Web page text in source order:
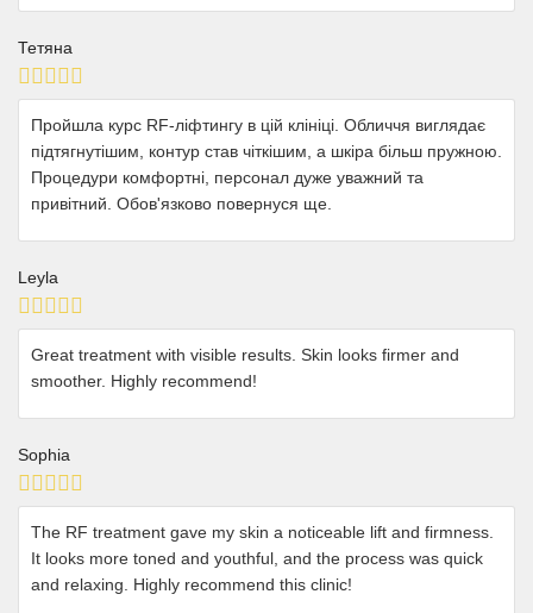
Тетяна
Пройшла курс RF-ліфтингу в цій клініці. Обличчя виглядає
підтягнутішим, контур став чіткішим, а шкіра більш пружною.
Процедури комфортні, персонал дуже уважний та
привітний. Обов'язково повернуся ще.
Leyla
Great treatment with visible results. Skin looks firmer and
smoother. Highly recommend!
Sophia
The RF treatment gave my skin a noticeable lift and firmness.
It looks more toned and youthful, and the process was quick
and relaxing. Highly recommend this clinic!